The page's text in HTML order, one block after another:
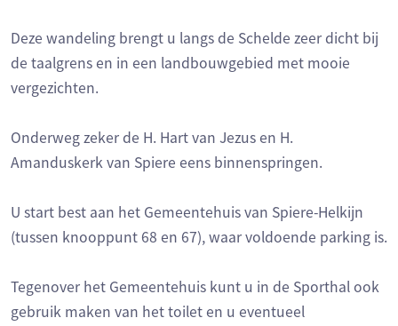
Deze wandeling brengt u langs de Schelde zeer dicht bij
de taalgrens en in een landbouwgebied met mooie
vergezichten.
Onderweg zeker de H. Hart van Jezus en H.
Amanduskerk van Spiere eens binnenspringen.
U start best aan het Gemeentehuis van Spiere-Helkijn
(tussen knooppunt 68 en 67), waar voldoende parking is.
Tegenover het Gemeentehuis kunt u in de Sporthal ook
gebruik maken van het toilet en u eventueel